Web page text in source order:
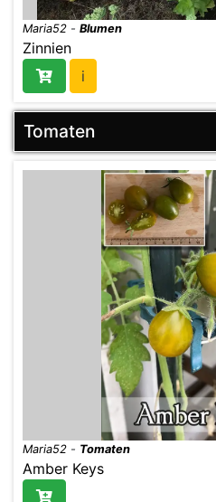
Maria52 - Blumen
Zinnien
i
Tomaten
Maria52 - Tomaten
Amber Keys